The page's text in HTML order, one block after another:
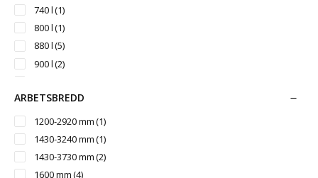
740 l(1)
800 l(1)
880 l(5)
900 l(2)
1030 l(5)
1200 l(1)
1600 l(1)
2100 l(2)
2300 l(1)
ARBETSBREDD
1200-2920 mm(1)
1430-3240 mm(1)
1430-3730 mm(2)
1600 mm(4)